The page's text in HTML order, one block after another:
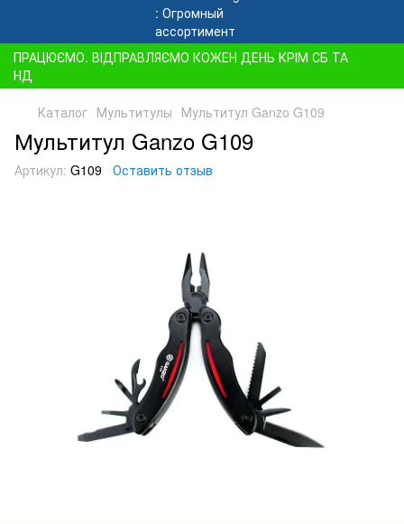
ПРАЦЮЄМО. ВІДПРАВЛЯЄМО КОЖЕН ДЕНЬ КРІМ СБ ТА
НД
Каталог Мультитулы Мультитул Ganzo G109
Мультитул Ganzo G109
Артикул: G109 Оставить отзыв